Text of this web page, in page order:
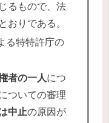
るもので、法
おりである。
る特特許庁の
者の一人につ
ついての審理
中止の原因が